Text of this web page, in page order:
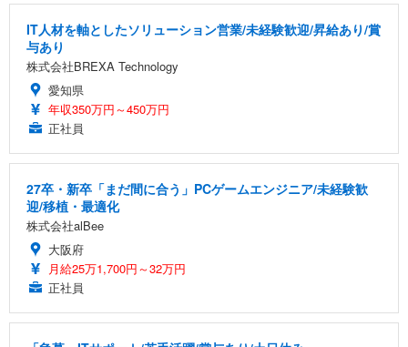
IT人材を軸としたソリューション営業/未経験歓迎/昇給あり/賞
与あり
株式会社BREXA Technology
愛知県
年収350万円～450万円
正社員
27卒・新卒「まだ間に合う」PCゲームエンジニア/未経験歓
迎/移植・最適化
株式会社alBee
大阪府
月給25万1,700円～32万円
正社員